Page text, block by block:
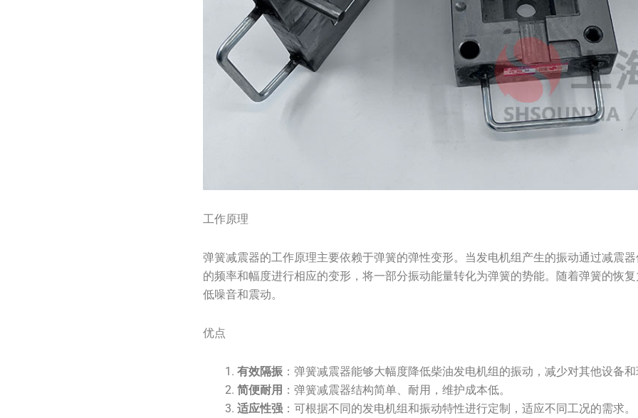
工作原理
弹簧减震器的工作原理主要依赖于弹簧的弹性变形。当发电机组产生的振动通过减震
的频率和幅度进行相应的变形，将一部分振动能量转化为弹簧的势能。随着弹簧的恢
低噪音和震动。
优点
有效隔振：弹簧减震器能够大幅度降低柴油发电机组的振动，减少对其他设备
简便耐用 ：弹簧减震器结构简单、耐用，维护成本低。
适应性强：可根据不同的发电机组和振动特性进行定制，适应不同工况的需求。